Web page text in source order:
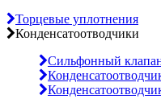
Торцевые уплотнения
Конденсатоотводчики
Сильфонный